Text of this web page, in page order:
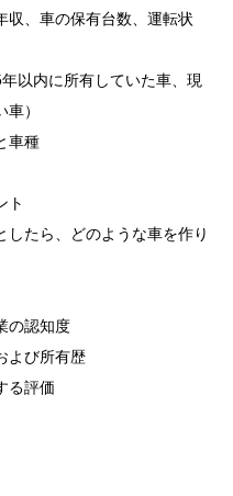
収、車の保有台数、運転状
以内に所有していた車、現
）
車種
ト
したら、どのような車を作り
の認知度
よび所有歴
る評価